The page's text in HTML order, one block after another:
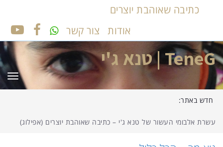
כתיבה שאוהבת יוצרים
אודות
צור קשר
TeneG | טנא ג'י
חדש באתר:
עשרת אלבומי העשור של טנא ג'י – כתיבה שאוהבת יוצרים (אפילוג)